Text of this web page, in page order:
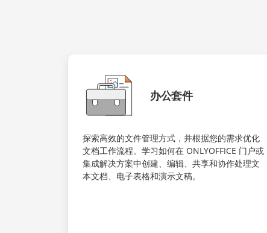
办公套件
探索高效的文件管理方式，并根据您的需求优化
文档工作流程。学习如何在 ONLYOFFICE 门户或
集成解决方案中创建、编辑、共享和协作处理文
本文档、电子表格和演示文稿。